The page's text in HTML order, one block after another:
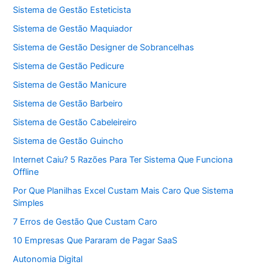
Sistema de Gestão Esteticista
Sistema de Gestão Maquiador
Sistema de Gestão Designer de Sobrancelhas
Sistema de Gestão Pedicure
Sistema de Gestão Manicure
Sistema de Gestão Barbeiro
Sistema de Gestão Cabeleireiro
Sistema de Gestão Guincho
Internet Caiu? 5 Razões Para Ter Sistema Que Funciona
Offline
Por Que Planilhas Excel Custam Mais Caro Que Sistema
Simples
7 Erros de Gestão Que Custam Caro
10 Empresas Que Pararam de Pagar SaaS
Autonomia Digital